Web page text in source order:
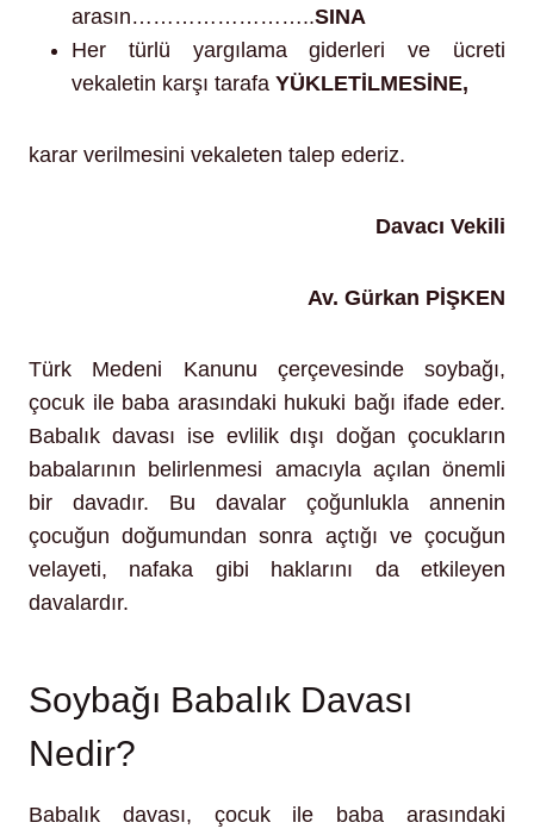
arasın……………………..SINA
Her türlü yargılama giderleri ve ücreti
vekaletin karşı tarafa YÜKLETİLMESİNE,
karar verilmesini vekaleten talep ederiz.
Davacı Vekili
Av. Gürkan PİŞKEN
Türk Medeni Kanunu çerçevesinde soybağı,
çocuk ile baba arasındaki hukuki bağı ifade eder.
Babalık davası ise evlilik dışı doğan çocukların
babalarının belirlenmesi amacıyla açılan önemli
bir davadır. Bu davalar çoğunlukla annenin
çocuğun doğumundan sonra açtığı ve çocuğun
velayeti, nafaka gibi haklarını da etkileyen
davalardır.
Soybağı Babalık Davası
Nedir?
Babalık davası, çocuk ile baba arasındaki